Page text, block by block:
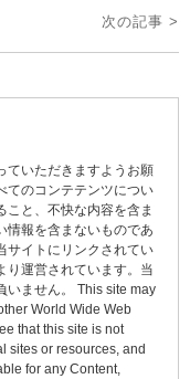
次の記事 >
ていただきますようお願
てのコンテテンツについ
と、不快な内容を含ま
情報を含まないものであ
サイトにリンクされてい
り運営されています。当
いません。 This site may
World Wide Web
that this site is not
sites or resources, and
for any Content,